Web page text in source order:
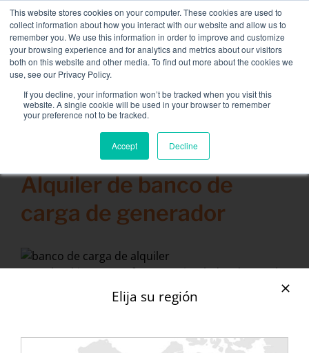
This website stores cookies on your computer. These cookies are used to
collect information about how you interact with our website and allow us to
remember you. We use this information in order to improve and customize
your browsing experience and for analytics and metrics about our visitors
both on this website and other media. To find out more about the cookies we
use, see our Privacy Policy.
If you decline, your information won’t be tracked when you visit this
website. A single cookie will be used in your browser to remember
your preference not to be tracked.
Accept Decline
content
NUEVA FLOTA: bancos de carga de 3,5 MW / MVA
disponibles,más información aquí.
CONTACTAR
Toggle
Servicios asociados
Secteurs et solutions
Compañía
Recursos
Search
for:
Alquiler de banco de
carga de generador
Rentaload innova y ofrece un simulador de prueba
de generador online para centros de datos,
establecimientos abiertos al público (ERP),
autopistas, museos, etc.
Elija su región